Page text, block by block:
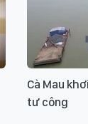
Cà Mau
tư công